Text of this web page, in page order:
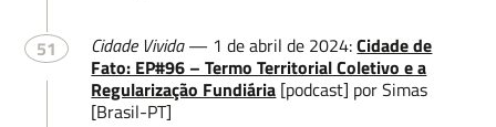
51 Cidade Vivida— 1 de abril de 2024:Cidade de
Fato: EP#96 – Termo Territorial Coletivo e a
Regularização Fundiária [podcast] por Simas
[Brasil-PT]